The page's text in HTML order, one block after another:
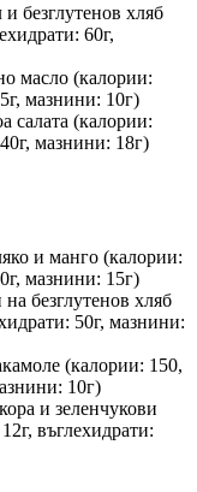
безглутенов хляб
60г,
масло (калории:
мазнини: 10г)
салата (калории:
мазнини: 18г)
и манго (калории:
мазнини: 15г)
безглутенов хляб
50г, мазнини:
(калории: 150,
10г)
и зеленчукови
въглехидрати: